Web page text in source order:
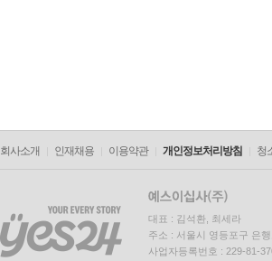
회사소개 인재채용 이용약관 개인정보처리방침 청
대표 : 김석환, 최세라
주소 : 서울시 영등포구 은
사업자등록번호 : 229-81-